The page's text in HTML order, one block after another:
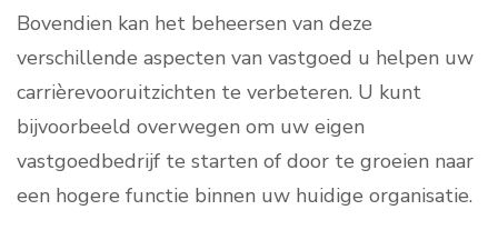
Bovendien kan het beheersen van deze
verschillende aspecten van vastgoed u helpen uw
carrièrevooruitzichten te verbeteren. U kunt
bijvoorbeeld overwegen om uw eigen
vastgoedbedrijf te starten of door te groeien naar
een hogere functie binnen uw huidige organisatie.